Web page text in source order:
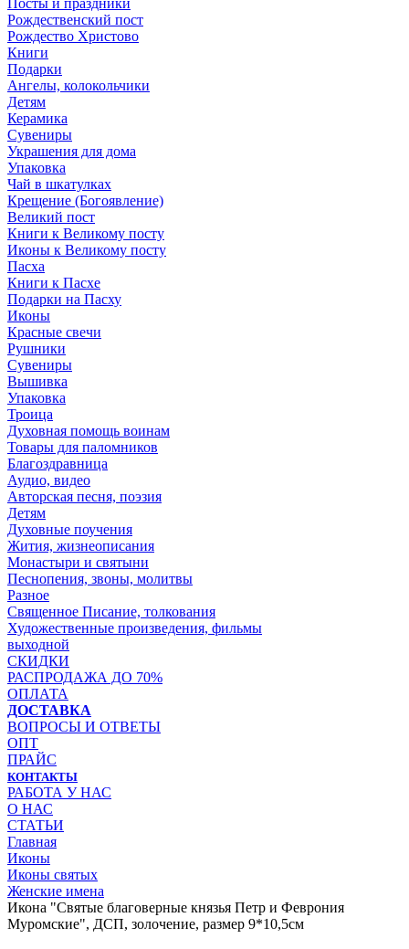
Посты и праздники
Рождественский пост
Рождество Христово
Книги
Подарки
Ангелы, колокольчики
Детям
Керамика
Сувениры
Украшения для дома
Упаковка
Чай в шкатулках
Крещение (Богоявление)
Великий пост
Книги к Великому посту
Иконы к Великому посту
Пасха
Книги к Пасхе
Подарки на Пасху
Иконы
Красные свечи
Рушники
Сувениры
Вышивка
Упаковка
Троица
Духовная помощь воинам
Товары для паломников
Благоздравница
Аудио, видео
Авторская песня, поэзия
Детям
Духовные поучения
Жития, жизнеописания
Монастыри и святыни
Песнопения, звоны, молитвы
Разное
Священное Писание, толкования
Художественные произведения, фильмы
выходной
СКИДКИ
РАСПРОДАЖА ДО 70%
ОПЛАТА
ДОСТАВКА
ВОПРОСЫ И ОТВЕТЫ
ОПТ
ПРАЙС
КОНТАКТЫ
РАБОТА У НАС
О НАС
СТАТЬИ
Главная
Иконы
Иконы святых
Женские имена
Икона "Святые благоверные князья Петр и Феврония
Муромские", ДСП, золочение, размер 9*10,5см